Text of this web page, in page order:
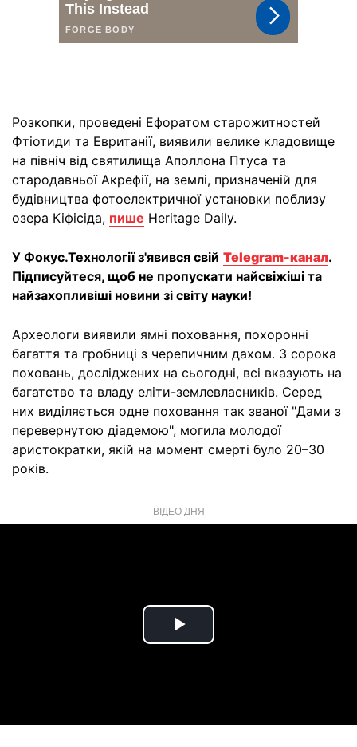
Розкопки, проведені Ефоратом старожитностей
Фтіотиди та Евританії, виявили велике кладовище
на північ від святилища Аполлона Птуса та
стародавньої Акрефії, на землі, призначеній для
будівництва фотоелектричної установки поблизу
озера Кіфісіда, пише Heritage Daily.
У Фокус.Технології з'явився свій Telegram-канал.
Підписуйтеся, щоб не пропускати найсвіжіші та
найзахопливіші новини зі світу науки!
Археологи виявили ямні поховання, похоронні
багаття та гробниці з черепичним дахом. З сорока
поховань, досліджених на сьогодні, всі вказують на
багатство та владу еліти-землевласників. Серед
них виділяється одне поховання так званої "Дами з
перевернутою діадемою", могила молодої
аристократки, якій на момент смерті було 20–30
років.
ВІДЕО ДНЯ
Play